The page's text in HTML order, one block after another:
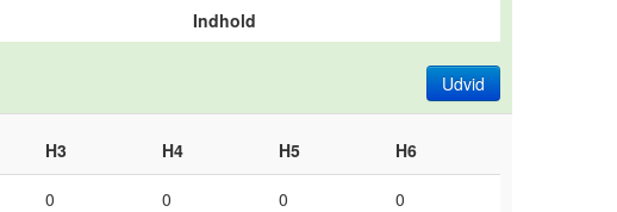
Indhold
Udvid
H3 H4 H5 H6
0 0 0 0